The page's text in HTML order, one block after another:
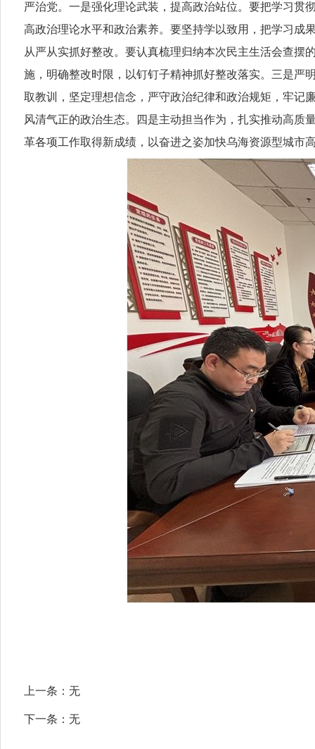
严治党。一是强化理论武装，提高政治站位。要把学习贯
高政治理论水平和政治素养。要坚持学以致用，把学习成
从严从实抓好整改。要认真梳理归纳本次民主生活会查摆
施，明确整改时限，以钉钉子精神抓好整改落实。三是严
取教训，坚定理想信念，严守政治纪律和政治规矩，牢记
风清气正的政治生态。四是主动担当作为，扎实推动高质
革各项工作取得新成绩，以奋进之姿加快乌海资源型城市
上一条： 无
下一条： 无